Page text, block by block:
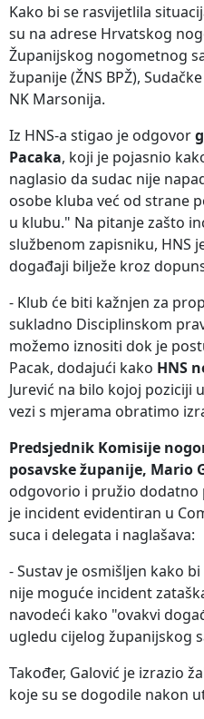
Kako bi se rasvijetlila
su na adrese Hrvatskog
Županijskog nogometnog
županije (ŽNS BPŽ),
NK Marsonija.
Iz HNS-a stigao je odgovor
Pacaka, koji je pojasnio
naglasio da sudac nije
osobe kluba već od strane
u klubu." Na pitanje zašto
službenom zapisniku, HNS
događaji bilježe kroz
- Klub će biti kažnjen za
sukladno Disciplinskom
možemo iznositi dok je
Pacak, dodajući kako HNS
Jurević na bilo kojoj poziciji
vezi s mjerama obratimo
Predsjednik Komisije
posavske županije, Mario
odgovorio i pružio dodatno
je incident evidentiran u
suca i delegata i naglašava:
- Sustav je osmišljen kako
nije moguće incident
navodeći kako "ovakvi
ugledu cijelog županijskog
Također, Galović je izrazio
koje su se dogodile nakon